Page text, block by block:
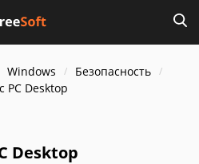
Windows
Безопасность
PC Desktop
Desktop